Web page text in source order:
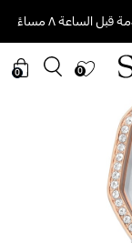
الساعة ٨ مساءً
0
0